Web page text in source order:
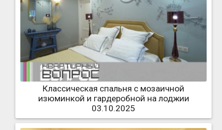
Классическая спальня с мозаичной
изюминкой и гардеробной на лоджии
03.10.2025